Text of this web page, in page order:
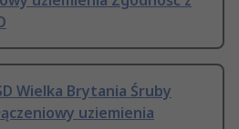
Wielka Brytania Śruby
uziemienia